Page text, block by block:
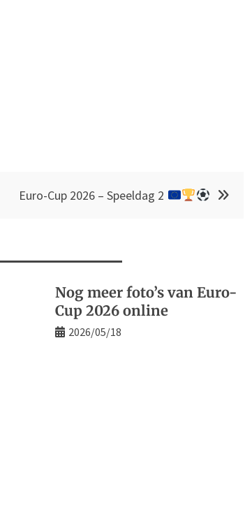
Euro-Cup 2026 – Speeldag 2
Nog meer foto’s van Euro-
Cup 2026 online
2026/05/18